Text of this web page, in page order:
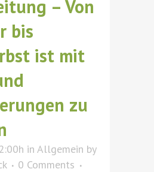
– Von
bis
ist mit
zu
in Allgemein by
0 Comments